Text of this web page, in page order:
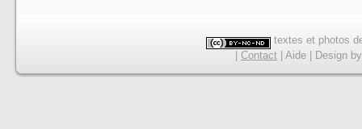
textes et photos
Contact Aide Design